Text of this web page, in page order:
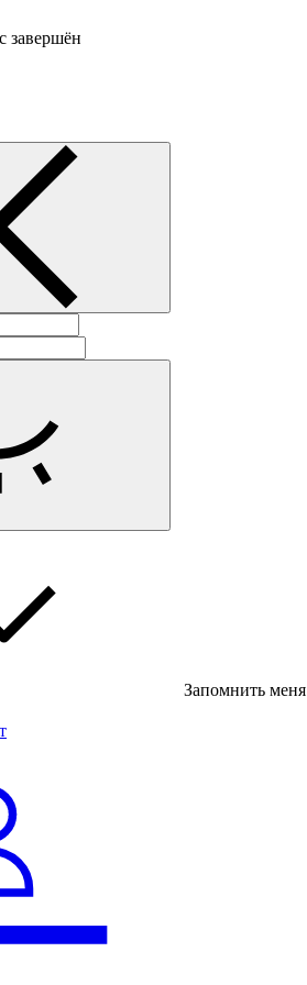
завершён
Запомнить меня